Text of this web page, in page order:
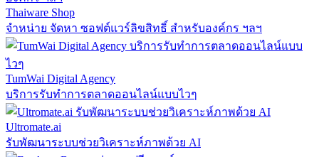
Thaiware Shop
จำหน่าย จัดหา ซอฟต์แวร์ลิขสิทธิ์ สำหรับองค์กร ฯลฯ
TumWai Digital Agency
บริการรับทำการตลาดออนไลน์แบบไวๆ
Ultromate.ai
รับพัฒนาระบบช่วยวิเคราะห์ภาพด้วย AI